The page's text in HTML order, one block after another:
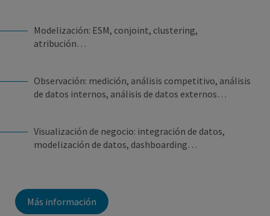
Modelización: ESM, conjoint, clustering,
atribución…
Observación: medición, análisis competitivo, análisis
de datos internos, análisis de datos externos…
Visualización de negocio: integración de datos,
modelización de datos, dashboarding…
Más información